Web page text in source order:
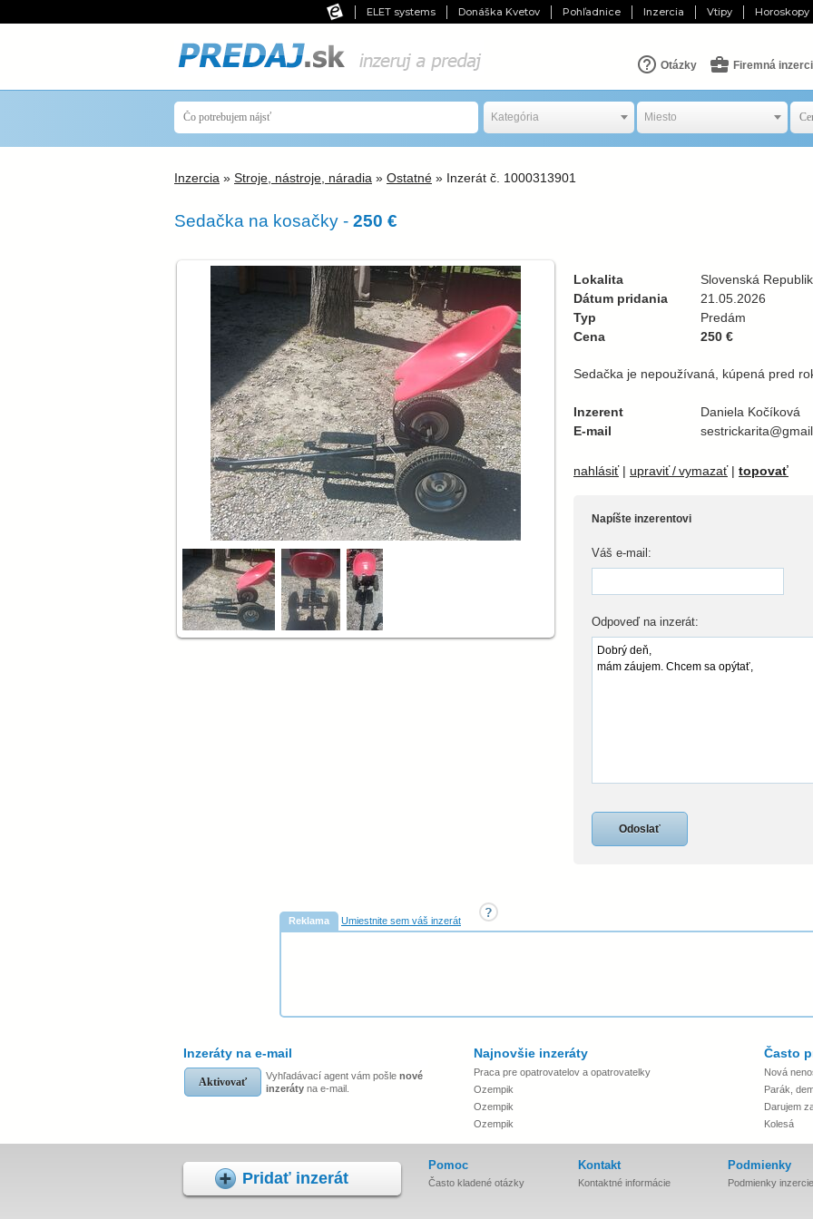
ELET systems Donáška Kvetov Pohľadnice Inzercia Vtipy Horoskopy
Otázky Firemná
Kategória Miesto
Inzercia » Stroje, nástroje, náradia » Ostatné » Inzerát č. 1000313901
Sedačka na kosačky - 250 €
Lokalita
Slovenská
Dátum pridania
21.05.2026
Typ
Predám
Cena
250 €
Sedačka je nepoužívaná, kúpená pred
Inzerent
Daniela Kočíková
E-mail
nahlásiť| upraviť / vymazať| topovať
Napíšte inzerentovi
Váš e-mail:
Odpoveď na inzerát:
Reklama Umiestnite sem váš inzerát
Inzeráty na e-mail
Aktivovať Vyhľadávací agent vám pošle nové
inzeráty na e-mail.
Najnovšie inzeráty
Praca pre opatrovatelov a opatrovatelky
Ozempik
Ozempik
Ozempik
Často
Nová
Parák,
Darujem
Kolesá
Pridať inzerát
Pomoc
Často kladené otázky
Kontakt
Kontaktné informácie
Podmienky
Podmienky inzercie